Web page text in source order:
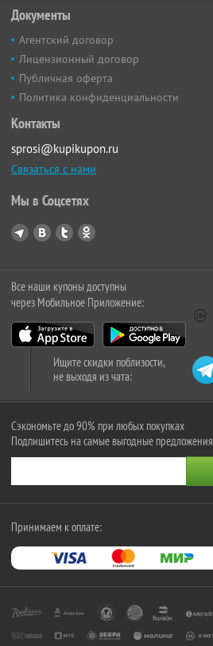
Документы
Агентский договор
Лицензионный договор
Публичная оферта
Политика конфиденциальности
Контакты
sprosi@kupikupon.ru
Связаться с нами
Мы в Соцсетях
Все наши купоны доступны
через Мобильное Приложение:
Ищите скидки поблизости,
не выходя из чата:
Сэкономьте до 90% при любых покупках
Подпишитесь на самые выгодные предложения
Принимаем к оплате: